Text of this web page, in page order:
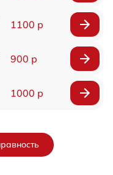
1100 р
900 р
1000 р